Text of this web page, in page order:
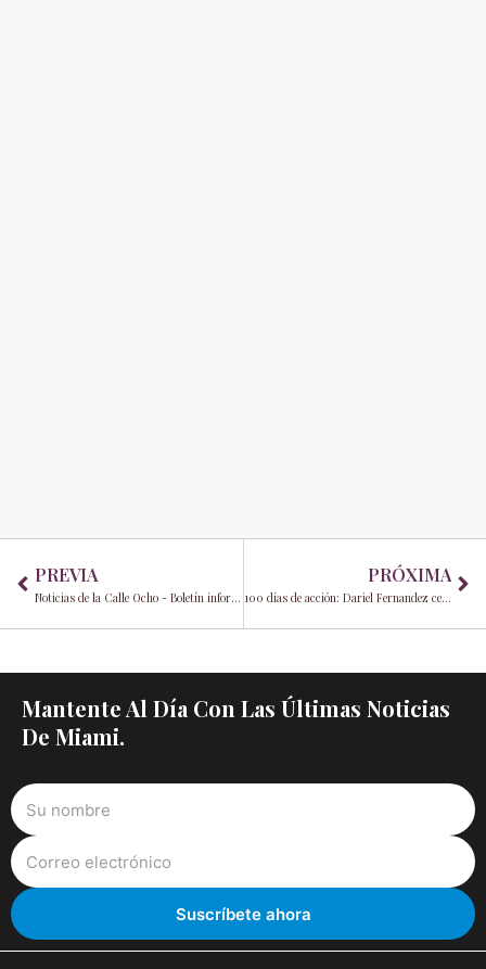
PREVIA
Noticias de la Calle Ocho - Boletín informativo - Marzo de 2025
PRÓXIMA
100 días de acción: Dariel Fernandez celebra un hito con la apertura de una nueva oficina de impuestos
Mantente Al Día Con Las Últimas Noticias
De Miami.